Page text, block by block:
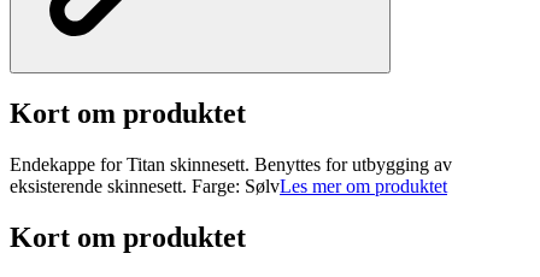
Kort om produktet
Endekappe for Titan skinnesett. Benyttes for utbygging av
eksisterende skinnesett. Farge: SølvLes mer om produktet
Kort om produktet